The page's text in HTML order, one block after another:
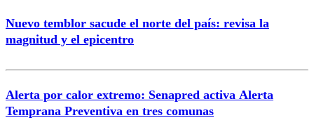
Nuevo temblor sacude el norte del país: revisa la
magnitud y el epicentro
Alerta por calor extremo: Senapred activa Alerta
Temprana Preventiva en tres comunas